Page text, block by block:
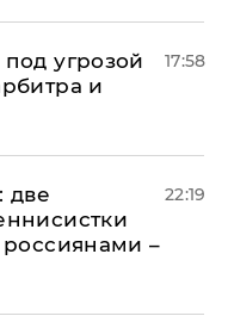
угрозой
и
17:58
две
россиянами –
22:19